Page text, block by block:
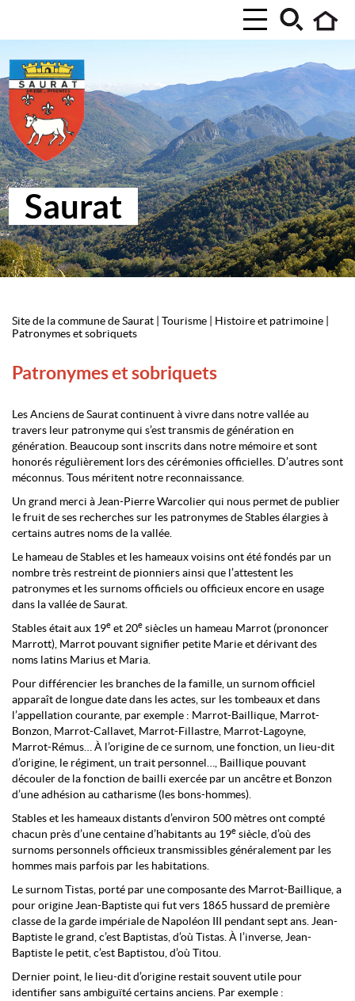
Saurat
Site de la commune de Saurat Tourisme Histoire et patrimoine
Patronymes et sobriquets
Patronymes et sobriquets
Les Anciens de Saurat continuent à vivre dans notre vallée au
travers leur patronyme qui s’est transmis de génération en
génération. Beaucoup sont inscrits dans notre mémoire et sont
honorés régulièrement lors des cérémonies officielles. D’autres sont
méconnus. Tous méritent notre reconnaissance.
Un grand merci à Jean-Pierre Warcolier qui nous permet de publier
le fruit de ses recherches sur les patronymes de Stables élargies à
certains autres noms de la vallée.
Le hameau de Stables et les hameaux voisins ont été fondés par un
nombre très restreint de pionniers ainsi que l’attestent les
patronymes et les surnoms officiels ou officieux encore en usage
dans la vallée de Saurat.
Stables était aux 19e et 20e siècles un hameau Marrot (prononcer
Marrott), Marrot pouvant signifier petite Marie et dérivant des
noms latins Marius et Maria.
Pour différencier les branches de la famille, un surnom officiel
apparaît de longue date dans les actes, sur les tombeaux et dans
l’appellation courante, par exemple : Marrot-Baillique, Marrot-
Bonzon, Marrot-Callavet, Marrot-Fillastre, Marrot-Lagoyne,
Marrot-Rémus… À l’origine de ce surnom, une fonction, un lieu-dit
d’origine, le régiment, un trait personnel…, Baillique pouvant
découler de la fonction de bailli exercée par un ancêtre et Bonzon
d’une adhésion au catharisme (les bons-hommes).
Stables et les hameaux distants d’environ 500 mètres ont compté
chacun près d’une centaine d’habitants au 19e siècle, d’où des
surnoms personnels officieux transmissibles généralement par les
hommes mais parfois par les habitations.
Le surnom Tistas, porté par une composante des Marrot-Baillique, a
pour origine Jean-Baptiste qui fut vers 1865 hussard de première
classe de la garde impériale de Napoléon III pendant sept ans. Jean-
Baptiste le grand, c’est Baptistas, d’où Tistas. À l’inverse, Jean-
Baptiste le petit, c’est Baptistou, d’où Titou.
Dernier point, le lieu-dit d’origine restait souvent utile pour
identifier sans ambiguïté certains anciens. Par exemple :